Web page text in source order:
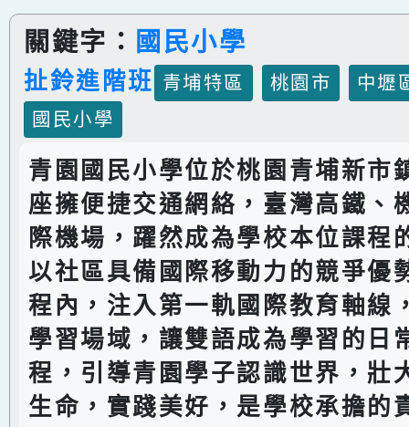
關鍵字： 國民小學
扯鈴進階班 青埔特區 桃園市
中壢
國民小學
青園國民小學位於桃園青埔新市
座擁便捷交通網絡，臺灣高鐵、
際機場，躍然成為學校本位課程
以社區具備國際移動力的競爭優
程內，注入第一軌國際教育軸線
學習場域，讓雙語成為學習的日
程，引導青園學子認識世界，壯
生命，實踐美好，是學校承擔的